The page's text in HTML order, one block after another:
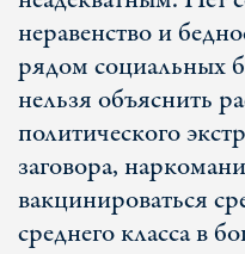
неравенство и
рядом социальных
нельзя объяснить
политического
заговора,
вакцинироваться
среднего класса в